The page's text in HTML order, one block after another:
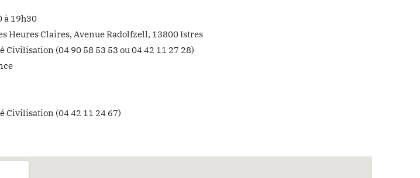
à 19h30
Heures Claires, Avenue Radolfzell, 13800 Istres
Civilisation (04 90 58 53 53 ou 04 42 11 27 28)
Civilisation (04 42 11 24 67)